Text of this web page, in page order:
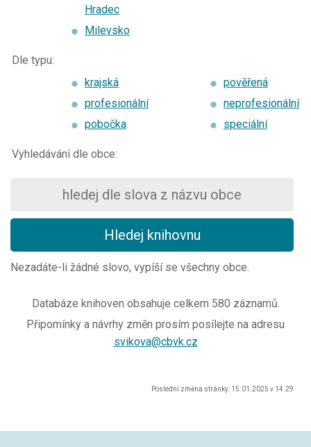
Hradec
Milevsko
Dle typu:
krajská
profesionální
pobočka
pověřená
neprofesionální
speciální
Vyhledávání dle obce:
Nezadáte-li žádné slovo, vypíší se všechny obce.
Databáze knihoven obsahuje celkem 580 záznamů.
Připomínky a návrhy změn prosím posílejte na adresu
svikova@cbvk.cz
Poslední změna stránky: 15.01.2025 v 14.29